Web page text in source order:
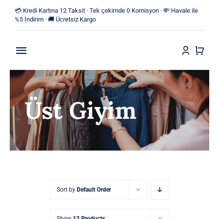
content
💳 Kredi Kartına 12 Taksit · Tek çekimde 0 Komisyon · 💸 Havale ile
%5 İndirim · 🚚 Ücretsiz Kargo
Toggle
Navigation
Anasayfa
Mağaza
Yeni Ürünler
Üst Giyim
Sort by Default Order